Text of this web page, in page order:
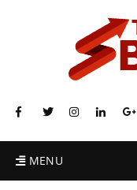
MENU